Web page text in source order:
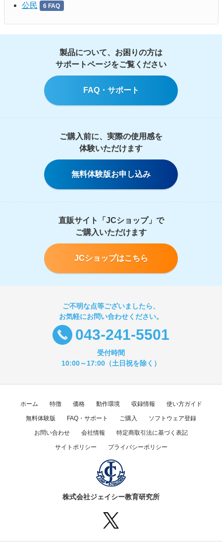
公民 6 FAQ
製品について、お困りの方は
サポートページをご覧ください
FAQ・サポート
ご購入前に、実際の使用感を
体験いただけます
無料体験版お申し込み
直販サイト「JCショップ」で
ご購入いただけます
JCショップはこちら
ご不明な点等ございましたら、
お気軽にお問い合わせください。
043-241-5501
受付時間
10:00～17:00（土日祝を除く）
ホーム 特徴 価格 動作環境 収録情報 使い方ガイド
無料体験版 FAQ・サポート ご購入 ソフトウェア登録
お問い合わせ 会社情報 特定商取引法に基づく表記
サイトポリシー プライバシーポリシー
株式会社ジェイシー教育研究所